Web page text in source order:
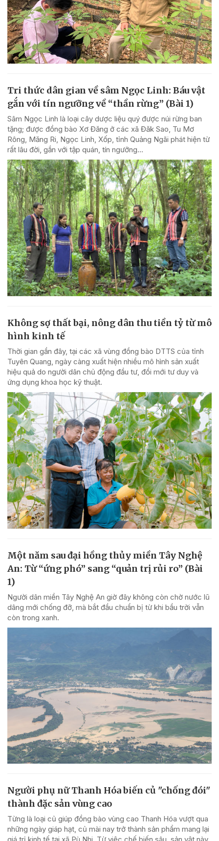
Tri thức dân gian về sâm Ngọc Linh: Báu vật
gắn với tín ngưỡng về “thần rừng” (Bài 1)
Sâm Ngọc Linh là loại cây dược liệu quý được núi rừng ban
tặng; được đồng bào Xơ Đăng ở các xã Đăk Sao, Tu Mơ
Rông, Măng Ri, Ngọc Linh, Xốp, tỉnh Quảng Ngãi phát hiện từ
rất lâu đời, gắn với tập quán, tín ngưỡng...
Không sợ thất bại, nông dân thu tiền tỷ từ mô
hình kinh tế
Thời gian gần đây, tại các xã vùng đồng bào DTTS của tỉnh
Tuyên Quang, ngày càng xuất hiện nhiều mô hình sản xuất
hiệu quả do người dân chủ động đầu tư, đổi mới tư duy và
ứng dụng khoa học kỹ thuật.
Một năm sau đại hồng thủy miền Tây Nghệ
An: Từ “ứng phó” sang “quản trị rủi ro” (Bài
1)
Người dân miền Tây Nghệ An giờ đây không còn chờ nước lũ
dâng mới chống đỡ, mà bắt đầu chuẩn bị từ khi bầu trời vẫn
còn trong xanh.
Người phụ nữ Thanh Hóa biến củ "chống đói"
thành đặc sản vùng cao
Từng là loại củ giúp đồng bào vùng cao Thanh Hóa vượt qua
những ngày giáp hạt, củ mài nay trở thành sản phẩm mang lại